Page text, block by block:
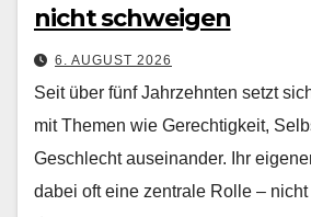
nicht schweigen
6. AUGUST 2026
Seit über fünf Jahrzehn­ten set­zt
mit The­men wie Gerechtigkeit,
Geschlecht auseinan­der. Ihr
dabei oft eine zen­trale Rolle –